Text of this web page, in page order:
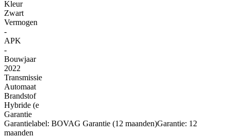
Kleur
Zwart
Vermogen
-
APK
-
Bouwjaar
2022
Transmissie
Automaat
Brandstof
Hybride (e
Garantie
Garantielabel: BOVAG Garantie (12 maanden)Garantie: 12
maanden